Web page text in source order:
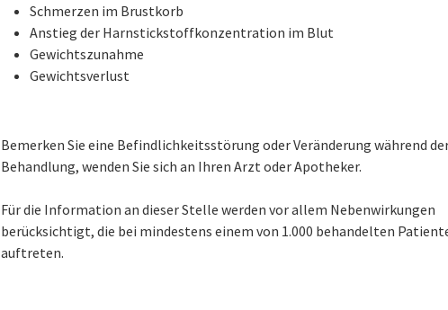
Schmerzen im Brustkorb
Anstieg der Harnstickstoffkonzentration im Blut
Gewichtszunahme
Gewichtsverlust
Bemerken Sie eine Befindlichkeitsstörung oder Veränderung während
Behandlung, wenden Sie sich an Ihren Arzt oder Apotheker.
Für die Information an dieser Stelle werden vor allem Nebenwirkungen
berücksichtigt, die bei mindestens einem von 1.000 behandelten
auftreten.